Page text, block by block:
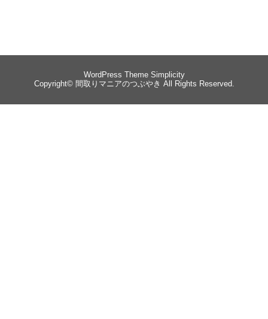
WordPress Theme Simplicity
Copyright© 間取りマニアのつぶやき All Rights Reserved.